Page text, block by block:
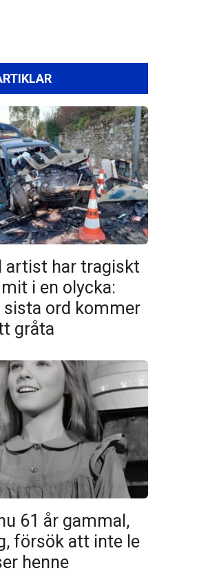
artist har tragiskt
i en olycka:
sista ord kommer
gråta
61 år gammal,
försök att inte le
henne